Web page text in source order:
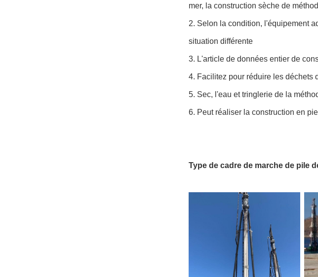
mer, la construction sèche de
2. Selon la condition, l'équipement
situation différente
3. L'article de données entier de
4. Facilitez pour réduire les déchets
5. Sec, l'eau et tringlerie de la
6. Peut réaliser la construction en
Type de cadre de marche de pile